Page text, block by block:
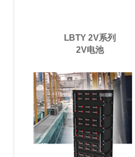
LBTY 2V系列
2V电池